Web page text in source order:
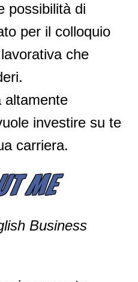
possibilità di
per il colloquio
che
altamente
investire su te
carriera.
ME
Business